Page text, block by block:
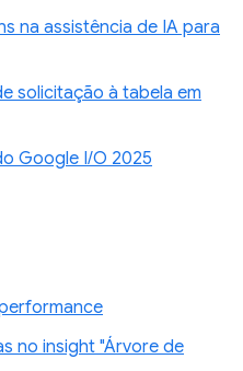
na assistência de IA para
solicitação à tabela em
Google I/O 2025
no insight "Árvore de